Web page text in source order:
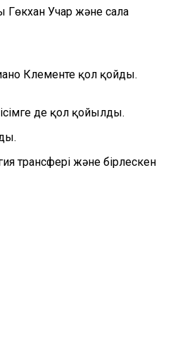
Гөкхан Учар және сала
Клементе қол қойды.
де қол қойылды.
трансфері және бірлескен